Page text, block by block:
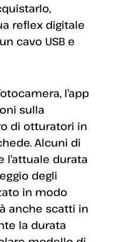
reflex digitale
cavo USB e
l’app
sulla
di otturatori in
Alcuni di
l’attuale durata
degli
in modo
anche scatti in
la durata